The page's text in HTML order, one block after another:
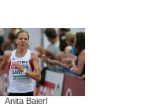
Anita Baierl